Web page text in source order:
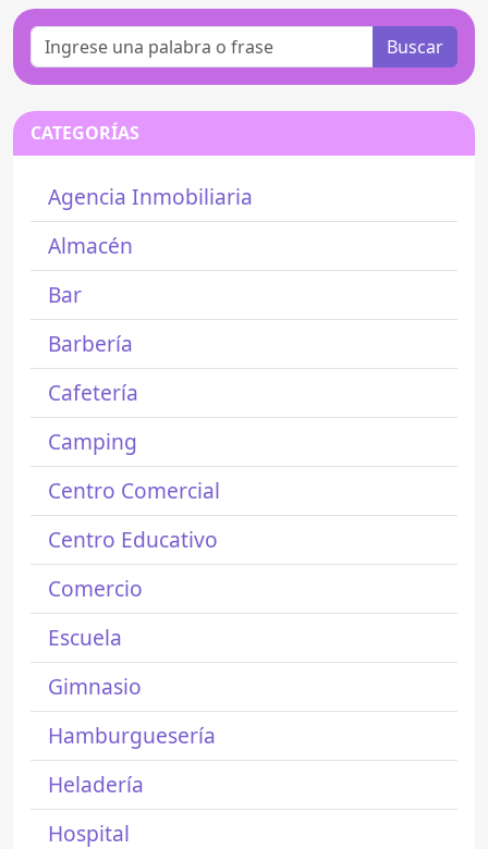
Buscar
CATEGORÍAS
Agencia Inmobiliaria
Almacén
Bar
Barbería
Cafetería
Camping
Centro Comercial
Centro Educativo
Comercio
Escuela
Gimnasio
Hamburguesería
Heladería
Hospital